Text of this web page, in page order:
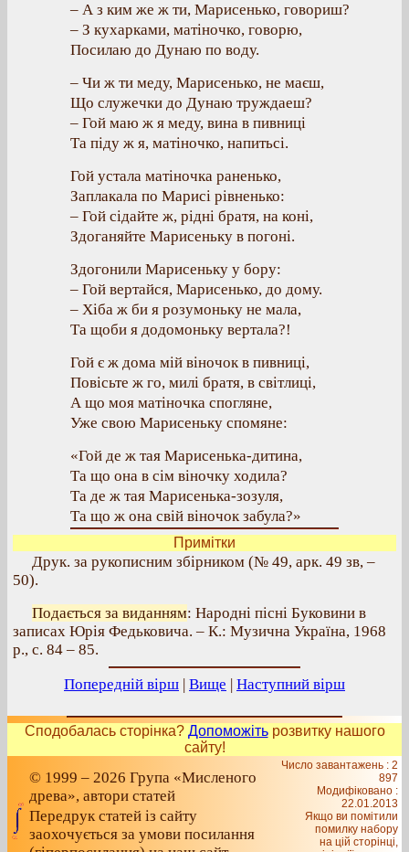
– А з ким же ж ти, Марисенько, говориш?
– З кухарками, матіночко, говорю,
Посилаю до Дунаю по воду.
– Чи ж ти меду, Марисенько, не маєш,
Що служечки до Дунаю труждаеш?
– Гой маю ж я меду, вина в пивниці
Та піду ж я, матіночко, напитьсі.
Гой устала матіночка раненько,
Заплакала по Марисі рівненько:
– Гой сідайте ж, рідні братя, на коні,
Здоганяйте Марисеньку в погоні.
Здогонили Марисеньку у бору:
– Гой вертайся, Марисенько, до дому.
– Хіба ж би я розумоньку не мала,
Та щоби я додомоньку вертала?!
Гой є ж дома мій віночок в пивниці,
Повісьте ж го, милі братя, в світлиці,
А що моя матіночка спогляне,
Уже свою Марисеньку спомяне:
«Гой де ж тая Марисенька-дитина,
Та що она в сім віночку ходила?
Та де ж тая Марисенька-зозуля,
Та що ж она свій віночок забула?»
Примітки
Друк. за рукописним збірником (№ 49, арк. 49 зв, –
50).
Подається за виданням: Народні пісні Буковини в
записах Юрія Федьковича. – К.: Музична Україна, 1968
р., с. 84 – 85.
Попередній вірш | Вище | Наступний вірш
Сподобалась сторінка? Допоможітьрозвитку нашого
сайту!
© 1999 – 2026 Група «Мисленого
древа», автори статей
Передрук статей із сайту
заохочується за умови посилання
Число завантажень : 2
897
Модифіковано :
22.01.2013
Якщо ви помітили
помилку набору
на цiй сторiнцi,